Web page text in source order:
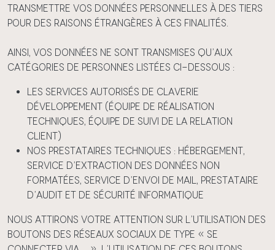
transmettre vos données personnelles à des tiers
pour des raisons étrangères à ces finalités.
Ainsi, vos données ne sont transmises qu’aux
catégories de personnes listées ci-dessous :
Les services autorisés de Claverie
Développement (équipe de réalisation
techniques, équipe de suivi de la relation
client)
Nos prestataires techniques : hébergement,
service d’extraction des données non
formatées, service d’envoi de mail, prestataire
d’audit et de sécurité informatique
Nous attirons votre attention sur l’utilisation des
boutons des réseaux sociaux de type « Se